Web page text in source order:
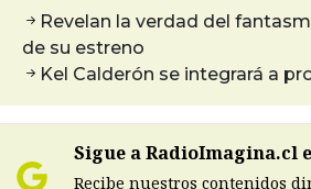
Revelan la verdad del
de su estreno
Kel Calderón se integrará a
Sigue a RadioImagina.cl
Recibe nuestros contenidos